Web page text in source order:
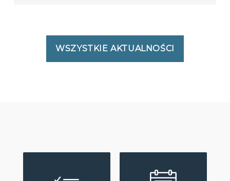
WSZYSTKIE AKTUALNOŚCI